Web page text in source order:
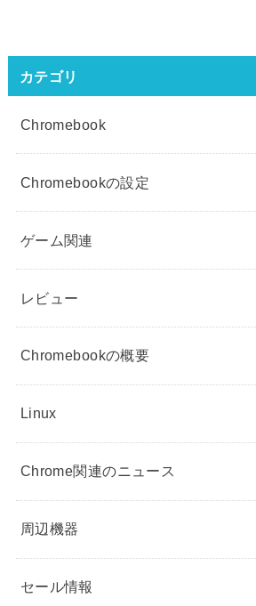
カテゴリ
Chromebook
Chromebookの設定
ゲーム関連
レビュー
Chromebookの概要
Linux
Chrome関連のニュース
周辺機器
セール情報